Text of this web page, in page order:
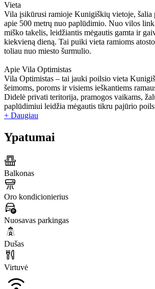
Vieta
Vila įsikūrusi ramioje Kunigiškių vietoje, šalia
apie 500 metrų nuo paplūdimio. Nuo vilos
miško takelis, leidžiantis mėgautis gamta ir
kiekvieną dieną. Tai puiki vieta ramioms
toliau nuo miesto šurmulio.
Apie Vila Optimistas
Vila Optimistas – tai jauki poilsio vieta
šeimoms, poroms ir visiems ieškantiems
Didelė privati teritorija, pramogos vaikams,
paplūdimiui leidžia mėgautis tikru pajūrio
+ Daugiau
Ypatumai
Balkonas
Oro kondicionierius
Nuosavas parkingas
Dušas
Virtuvė